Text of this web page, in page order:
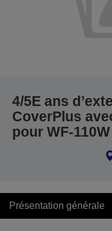
4/5E ans
CoverPlus
pour WF-110W
Présentation générale